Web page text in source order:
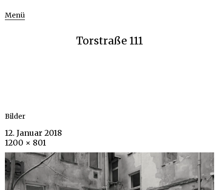
Menü
Torstraße 111
Bilder
12. Januar 2018
1200 × 801